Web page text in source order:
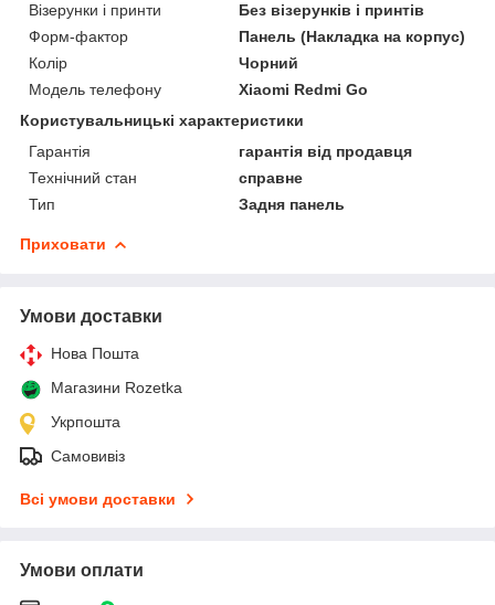
Візерунки і принти
Без візерунків і принтів
Форм-фактор
Панель (Накладка на корпус)
Колір
Чорний
Модель телефону
Xiaomi Redmi Go
Користувальницькі характеристики
Гарантія
гарантія від продавця
Технічний стан
справне
Тип
Задня панель
Приховати
Умови доставки
Нова Пошта
Магазини Rozetka
Укрпошта
Самовивіз
Всі умови доставки
Умови оплати